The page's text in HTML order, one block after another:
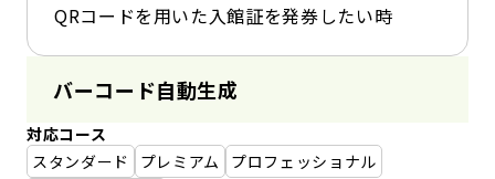
QRコードを用いた入館証を発券したい時
バーコード自動生成
対応コース
スタンダード
プレミアム
プロフェッショナル